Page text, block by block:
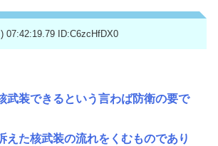
07:42:19.79 ID:C6zcHfDX0
武装できるという言わば防衛の要で
えた核武装の流れをくむものであり